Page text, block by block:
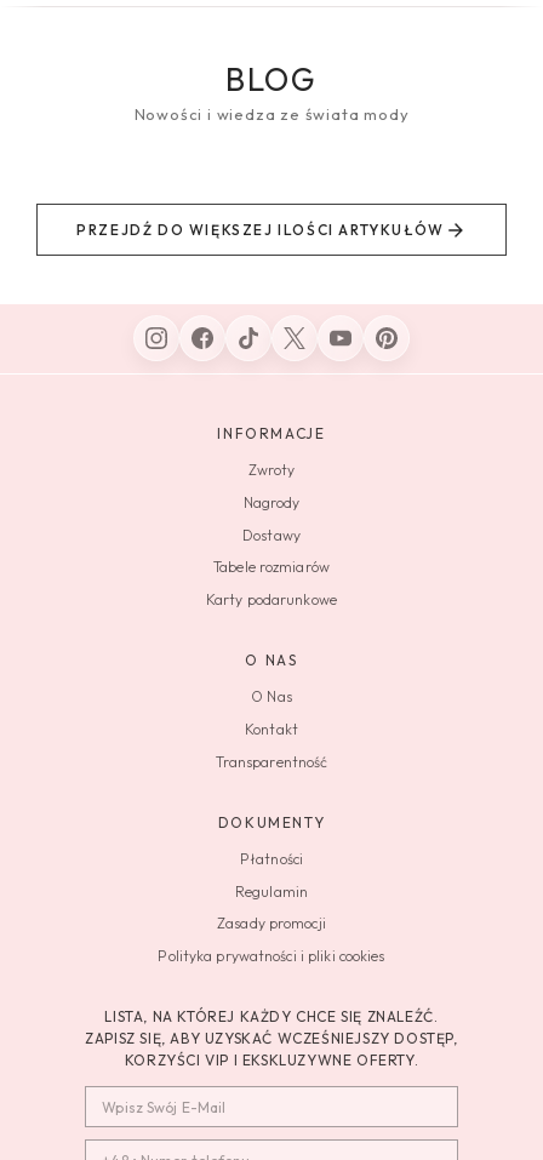
BLOG
Nowości i wiedza ze świata mody
PRZEJDŹ DO WIĘKSZEJ ILOŚCI ARTYKUŁÓW
INFORMACJE
Zwroty
Nagrody
Dostawy
Tabele rozmiarów
Karty podarunkowe
O NAS
O Nas
Kontakt
Transparentność
DOKUMENTY
Płatności
Regulamin
Zasady promocji
Polityka prywatności i pliki cookies
LISTA, NA KTÓREJ KAŻDY CHCE SIĘ ZNALEŹĆ.
ZAPISZ SIĘ, ABY UZYSKAĆ WCZEŚNIEJSZY DOSTĘP,
KORZYŚCI VIP I EKSKLUZYWNE OFERTY.